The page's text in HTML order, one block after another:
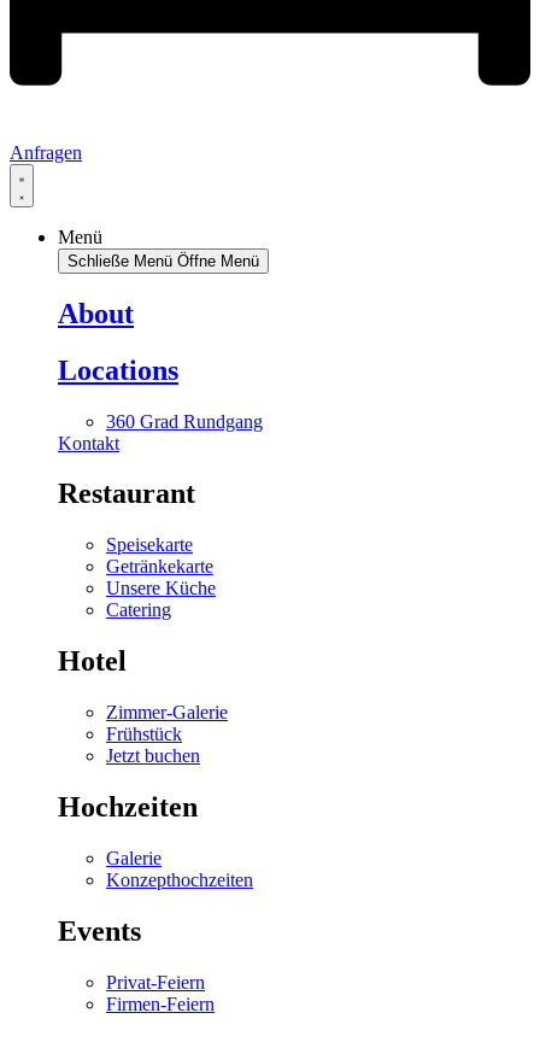
Anfragen
Menü
Schließe Menü Öffne Menü
About
Locations
360 Grad Rundgang
Kontakt
Restaurant
Speisekarte
Getränkekarte
Unsere Küche
Catering
Hotel
Zimmer-Galerie
Frühstück
Jetzt buchen
Hochzeiten
Galerie
Konzepthochzeiten
Events
Privat-Feiern
Firmen-Feiern